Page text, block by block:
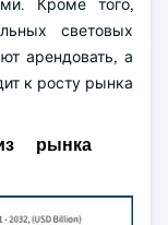
Кроме того,
световых
арендовать, а
к росту рынка
рынка